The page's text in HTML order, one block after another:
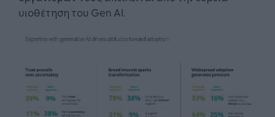
υιοθέτηση του Gen AI.